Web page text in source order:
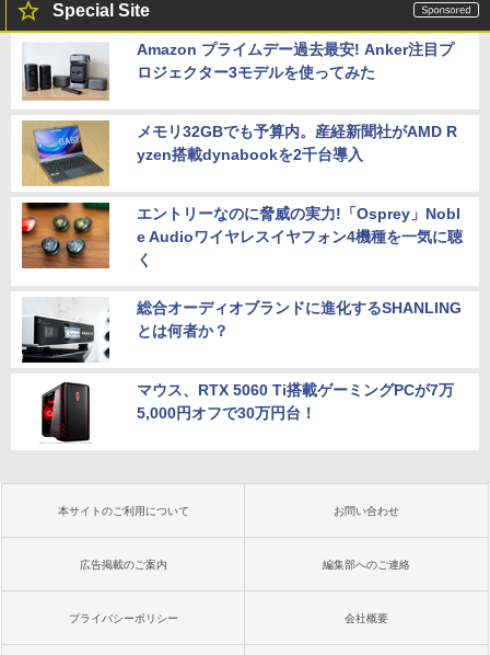
Special Site
Amazon プライムデー過去最安! Anker注目プ
ロジェクター3モデルを使ってみた
メモリ32GBでも予算内。産経新聞社がAMD R
yzen搭載dynabookを2千台導入
エントリーなのに脅威の実力!「Osprey」Nobl
e Audioワイヤレスイヤフォン4機種を一気に聴
く
総合オーディオブランドに進化するSHANLING
とは何者か？
マウス、RTX 5060 Ti搭載ゲーミングPCが7万
5,000円オフで30万円台！
本サイトのご利用について お問い合わせ
広告掲載のご案内 編集部へのご連絡
プライバシーポリシー 会社概要